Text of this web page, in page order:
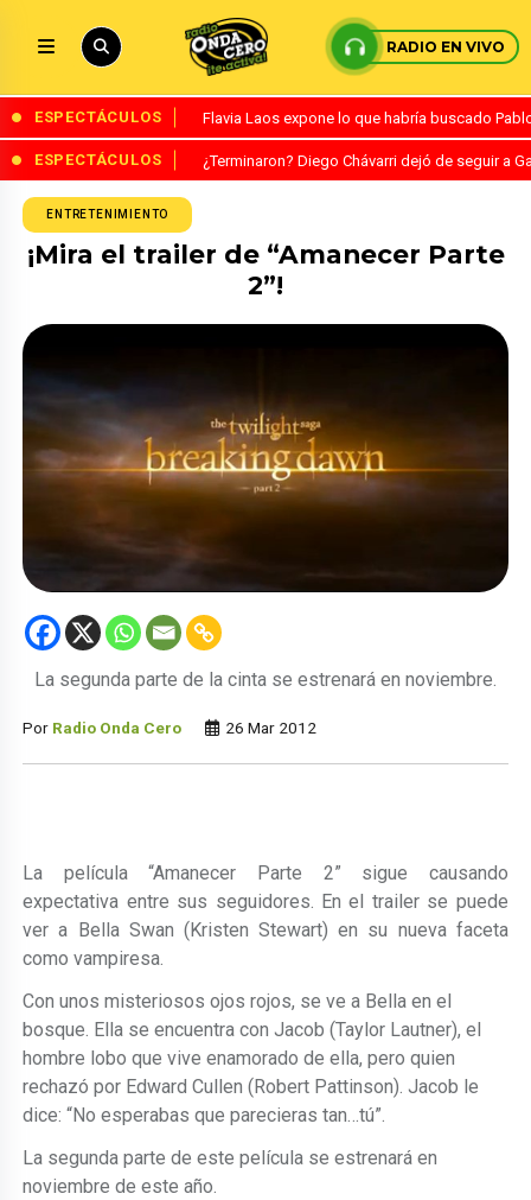
RADIO EN VIVO
ESPECTÁCULOS Flavia Laos expone lo que habría buscado
ESPECTÁCULOS ¿Terminaron? Diego Chávarri dejó de seguir a
ENTRETENIMIENTO
¡Mira el trailer de “Amanecer Parte
2”!
La segunda parte de la cinta se estrenará en noviembre.
Por Radio Onda Cero 26 Mar 2012
La película “Amanecer Parte 2” sigue causando
expectativa entre sus seguidores. En el trailer se puede
ver a Bella Swan (Kristen Stewart) en su nueva faceta
como vampiresa.
Con unos misteriosos ojos rojos, se ve a Bella en el
bosque. Ella se encuentra con Jacob (Taylor Lautner), el
hombre lobo que vive enamorado de ella, pero quien
rechazó por Edward Cullen (Robert Pattinson). Jacob le
dice: “No esperabas que parecieras tan…tú”.
La segunda parte de este película se estrenará en
noviembre de este año.